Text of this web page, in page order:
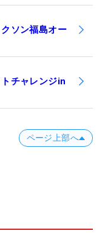
ソン福島オー
チャレンジin
ページ上部へ